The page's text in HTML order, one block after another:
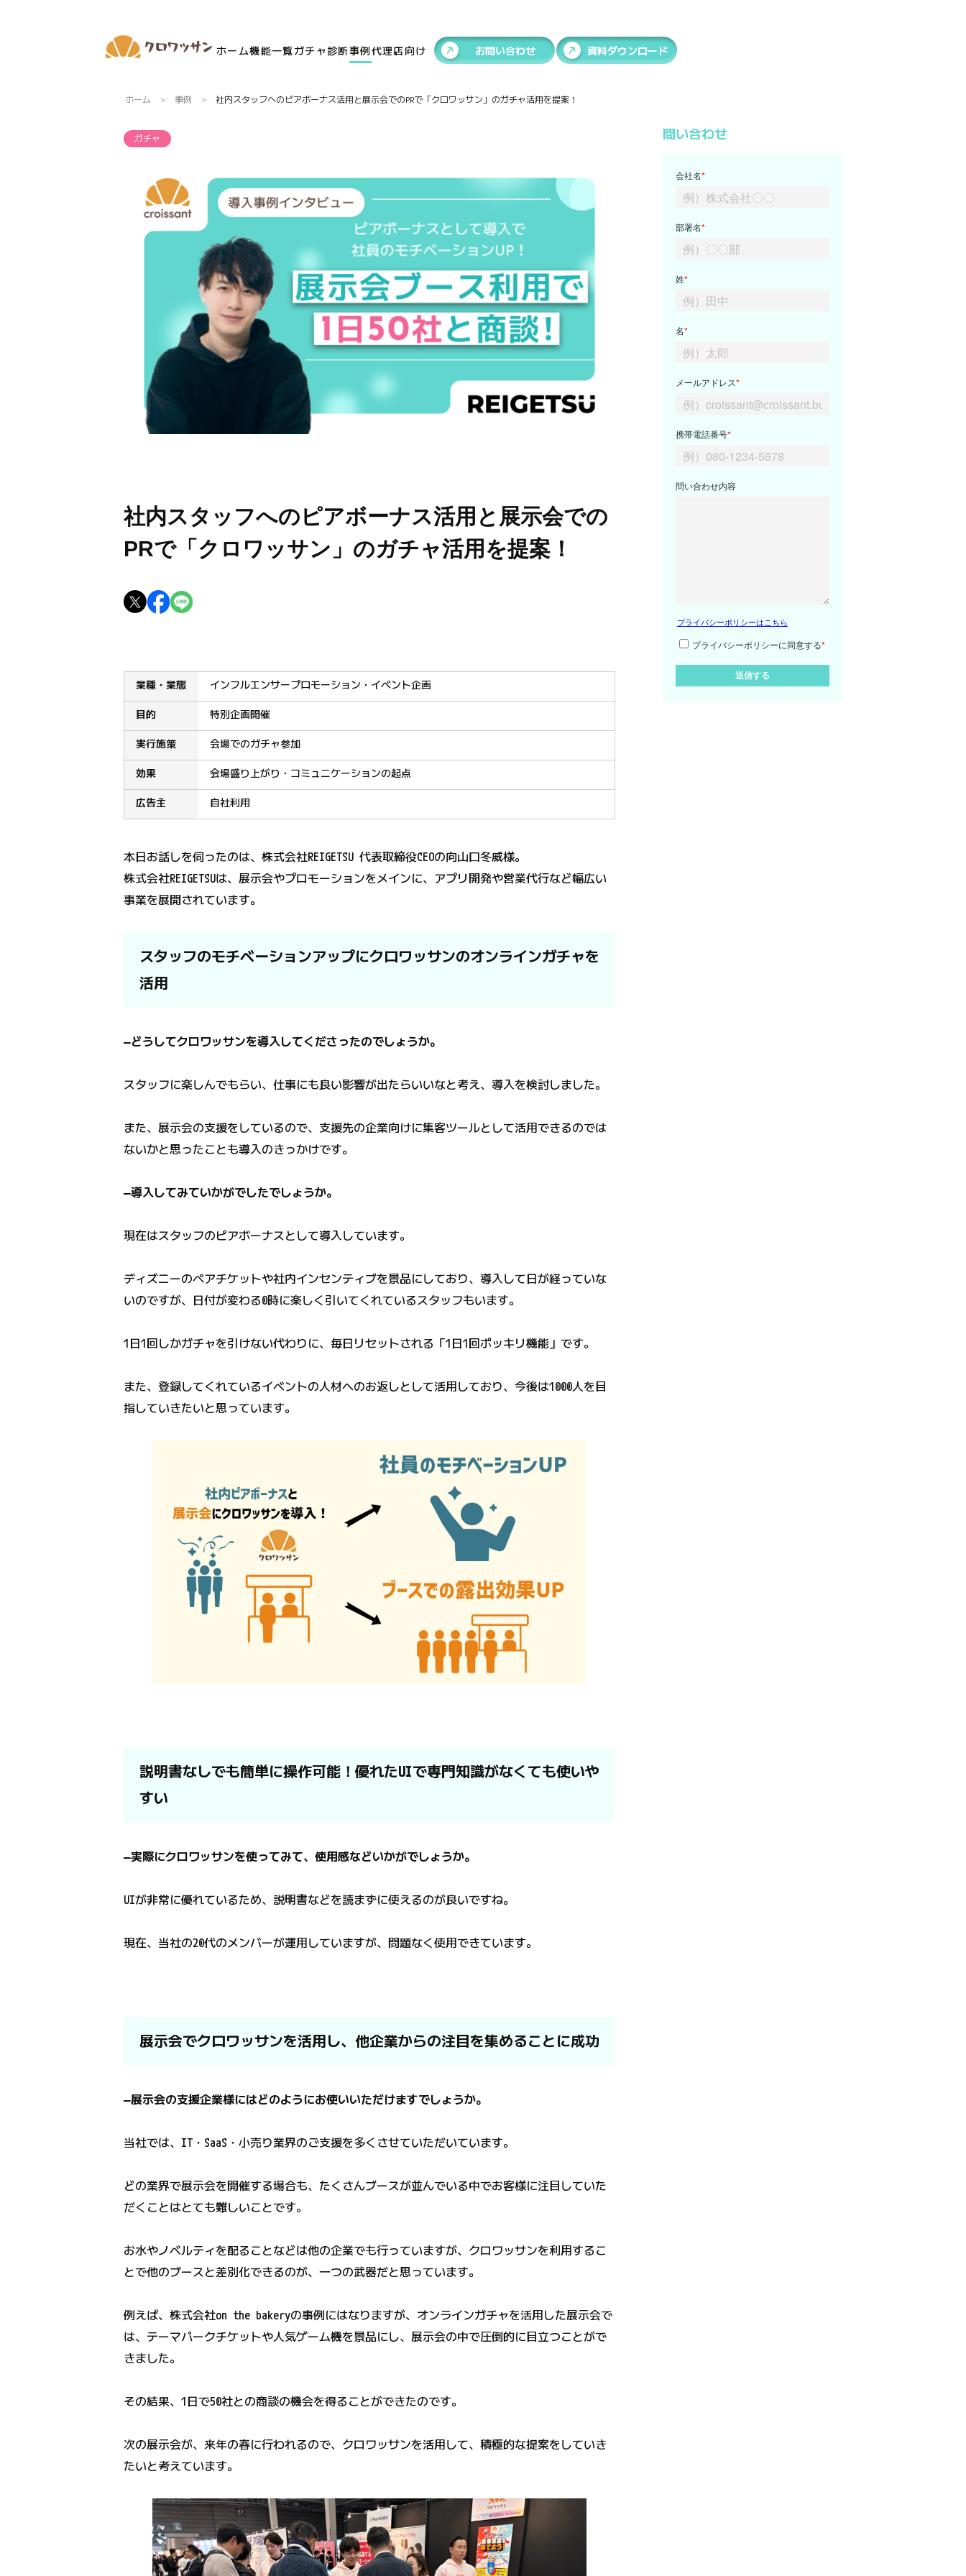
ホーム機能一覧ガチャ 診断事例代理店向け お問い合わせ 資料ダウンロード
ホーム 事例 社内スタッフへのピアボーナス活用と展示会でのPRで「クロワッサン」のガチャ活用を提案！
ガチャ
社内スタッフへのピアボーナス活用と展示会での
PRで「クロワッサン」のガチャ活用を提案！
業種・業態 インフルエンサープロモーション・イベント企画
目的 特別企画開催
実行施策 会場でのガチャ参加
効果 会場盛り上がり・コミュニケーションの起点
広告主 自社利用
本日お話しを伺ったのは、株式会社REIGETSU 代表取締役CEOの向山口冬威様。
株式会社REIGETSUは、展示会やプロモーションをメインに、アプリ開発や営業代行など幅広い
事業を展開されています。
スタッフのモチベーションアップにクロワッサンのオンラインガチャを
活用
―どうしてクロワッサンを導入してくださったのでしょうか。
スタッフに楽しんでもらい、仕事にも良い影響が出たらいいなと考え、導入を検討しました。
また、展示会の支援をしているので、支援先の企業向けに集客ツールとして活用できるのでは
ないかと思ったことも導入のきっかけです。
―導入してみていかがでしたでしょうか。
現在はスタッフのピアボーナスとして導入しています。
ディズニーのペアチケットや社内インセンティブを景品にしており、導入して日が経っていな
いのですが、日付が変わる0時に楽しく引いてくれているスタッフもいます。
1日1回しかガチャを引けない代わりに、毎日リセットされる「1日1回ポッキリ機能」です。
また、登録してくれているイベントの人材へのお返しとして活用しており、今後は1000人を目
指していきたいと思っています。
説明書なしでも簡単に操作可能！優れたUIで専門知識がなくても使いや
すい
―実際にクロワッサンを使ってみて、使用感などいかがでしょうか。
UIが非常に優れているため、説明書などを読まずに使えるのが良いですね。
現在、当社の20代のメンバーが運用していますが、問題なく使用できています。
展示会でクロワッサンを活用し、他企業からの注目を集めることに成功
―展示会の支援企業様にはどのようにお使いいただけますでしょうか。
当社では、IT・SaaS・小売り業界のご支援を多くさせていただいています。
どの業界で展示会を開催する場合も、たくさんブースが並んでいる中でお客様に注目していた
だくことはとても難しいことです。
お水やノベルティを配ることなどは他の企業でも行っていますが、クロワッサンを利用するこ
とで他のブースと差別化できるのが、一つの武器だと思っています。
例えば、株式会社on the bakeryの事例にはなりますが、オンラインガチャを活用した展示会で
は、テーマパークチケットや人気ゲーム機を景品にし、展示会の中で圧倒的に目立つことがで
きました。
その結果、1日で50社との商談の機会を得ることができたのです。
次の展示会が、来年の春に行われるので、クロワッサンを活用して、積極的な提案をしていき
たいと考えています。
問い合わせ